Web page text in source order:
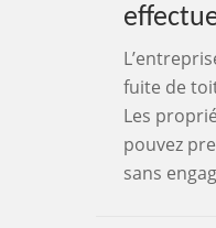
fuite de
Les
pouvez
sans